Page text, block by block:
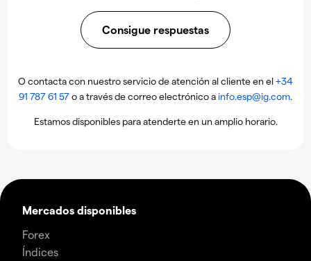
Consigue respuestas
O contacta con nuestro servicio de atención al cliente en el+34
91 787 61 57o a través de correo electrónico ainfo.esp@ig.com.
Estamos disponibles para atenderte en un amplio horario.
Mercados disponibles
Forex
Índices